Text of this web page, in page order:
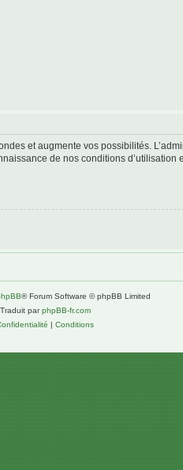
et augmente vos possibilités.
de nos conditions
® Forum Software © phpBB Limited
Traduit parphpBB-fr.com
| Conditions